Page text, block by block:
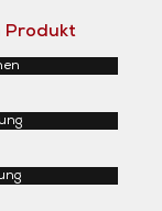
Produkt